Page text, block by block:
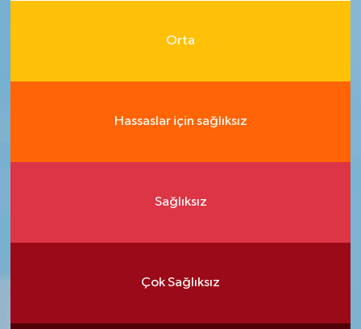
Orta
Hassaslar için sağlıksız
Sağlıksız
Çok Sağlıksız